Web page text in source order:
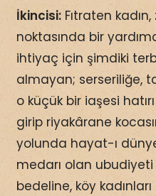
İkincisi:Fıtraten
noktasında bir
ihtiyaç için şimdiki
almayan; serseriliğe,
o küçük bir iaşesi
girip riyakârane
yolunda hayat-ı
medarı olan ubudiyeti
bedeline, köy